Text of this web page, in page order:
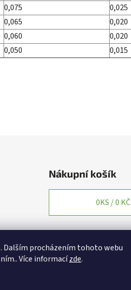
Dalším procházením tohoto webu
Více informacízde.
0,075 0,025
0,065 0,020
0,060 0,020
0,050 0,015
Nákupní košík
0KS /0 KČ